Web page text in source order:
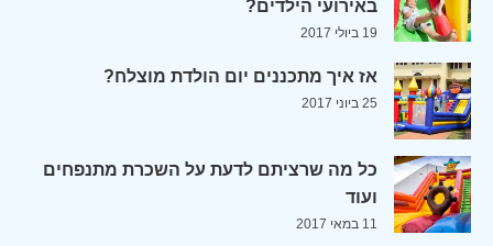
באירועי הילדים?
19 ביולי 2017
אז איך מתכננים יום הולדת מוצלח?
25 ביוני 2017
כל מה שרציתם לדעת על השכרת מתנפחים
ועוד
11 במאי 2017